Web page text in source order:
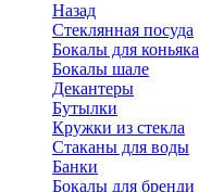
Назад
Стеклянная посуда
Бокалы для коньяка
Бокалы шале
Декантеры
Бутылки
Кружки из стекла
Стаканы для воды
Банки
Бокалы для бренди